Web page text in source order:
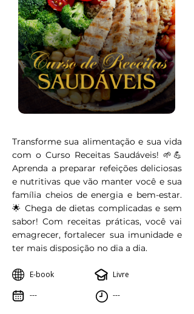
Transforme sua alimentação e sua vida
com o Curso Receitas Saudáveis! 🌱💪
Aprenda a preparar refeições deliciosas
e nutritivas que vão manter você e sua
família cheios de energia e bem-estar.
🌟 Chega de dietas complicadas e sem
sabor! Com receitas práticas, você vai
emagrecer, fortalecer sua imunidade e
ter mais disposição no dia a dia.
E-book
---
Livre
---